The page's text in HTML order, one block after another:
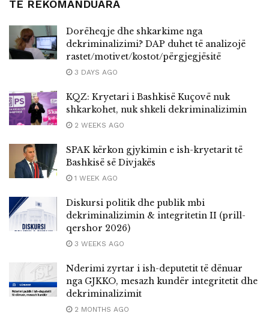
TË REKOMANDUARA
Dorëheqje dhe shkarkime nga
dekriminalizimi? DAP duhet të analizojë
rastet/motivet/kostot/përgjegjësitë
3 DAYS AGO
KQZ: Kryetari i Bashkisë Kuçovë nuk
shkarkohet, nuk shkeli dekriminalizimin
2 WEEKS AGO
SPAK kërkon gjykimin e ish-kryetarit të
Bashkisë së Divjakës
1 WEEK AGO
Diskursi politik dhe publik mbi
dekriminalizimin & integritetin II (prill-
qershor 2026)
3 WEEKS AGO
Nderimi zyrtar i ish-deputetit të dënuar
nga GJKKO, mesazh kundër integritetit dhe
dekriminalizimit
2 MONTHS AGO